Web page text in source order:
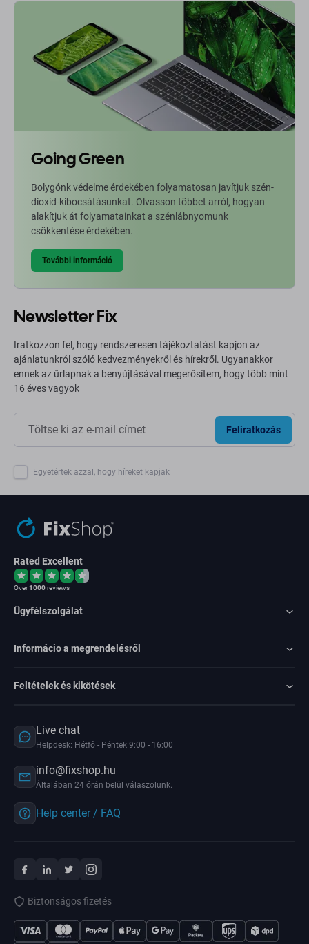
Going Green
Bolygónk védelme érdekében folyamatosan javítjuk szén-
dioxid-kibocsátásunkat. Olvasson többet arról, hogyan
alakítjuk át folyamatainkat a szénlábnyomunk
csökkentése érdekében.
További információ
Newsletter Fix
Iratkozzon fel, hogy rendszeresen tájékoztatást kapjon az
ajánlatunkról szóló kedvezményekről és hírekről. Ugyanakkor
ennek az űrlapnak a benyújtásával megerősítem, hogy több mint
16 éves vagyok
Feliratkozás
Egyetértek azzal, hogy híreket kapjak
Rated Excellent
Over1000reviews
Ügyfélszolgálat
Informácio a megrendelésről
Feltételek és kikötések
Live chat
Helpdesk: Hétfő - Péntek 9:00 - 16:00
info@fixshop.hu
Általában 24 órán belül válaszolunk.
Help center / FAQ
Biztonságos fizetés